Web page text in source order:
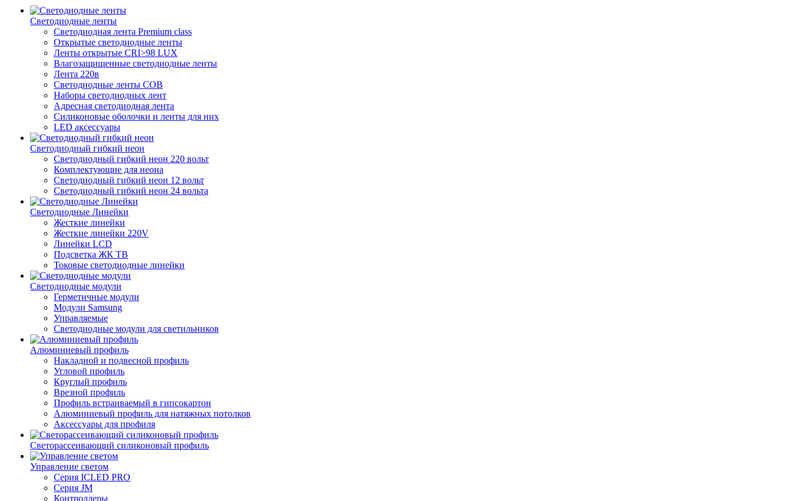
Светодиодные ленты
Светодиодная лента Premium class
Открытые светодиодные ленты
Ленты открытые CRI>98 LUX
Влагозащищенные светодиодные ленты
Лента 220в
Светодиодные ленты COB
Наборы светодиодных лент
Адресная светодиодная лента
Силиконовые оболочки и ленты для них
LED аксессуары
Светодиодный гибкий неон
Светодиодный гибкий неон 220 вольт
Комплектующие для неона
Светодиодный гибкий неон 12 вольт
Светодиодный гибкий неон 24 вольта
Светодиодные Линейки
Жесткие линейки
Жесткие линейки 220V
Линейки LCD
Подсветка ЖК ТВ
Токовые светодиодные линейки
Светодиодные модули
Герметичные модули
Модули Samsung
Управляемые
Светодиодные модули для светильников
Алюминиевый профиль
Накладной и подвесной профиль
Угловой профиль
Круглый профиль
Врезной профиль
Профиль встраиваемый в гипсокартон
Алюминиевый профиль для натяжных потолков
Аксессуары для профиля
Светорассеивающий силиконовый профиль
Управление светом
Серия ICLED PRO
Серия JM
Контроллеры